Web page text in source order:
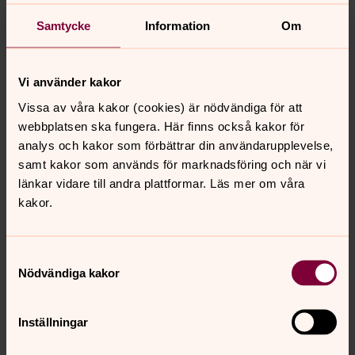
Samtycke Information Om
Vi använder kakor
Vissa av våra kakor (cookies) är nödvändiga för att
webbplatsen ska fungera. Här finns också kakor för
analys och kakor som förbättrar din användarupplevelse,
samt kakor som används för marknadsföring och när vi
länkar vidare till andra plattformar. Läs mer om våra
kakor.
Nödvändiga kakor
Inställningar
gudstjänsterna. Höstterminen startar den 31 augusti
med en grill- och lekkväll för hela gruppen. Anmälan till
Miniorer
Grupp med lek, skapande, sång, fika m.m. för barn i
lågstadieålder, varje måndag kl 16–18 i Paviljongen.
Anmälan snarast tillbarbro.linde@svenskakyrkan.se
senast 24 augusti.
Öppen förskola
Vi ses i paviljongen igen efter sommaruppehållet den 21
augusti:
14–16.